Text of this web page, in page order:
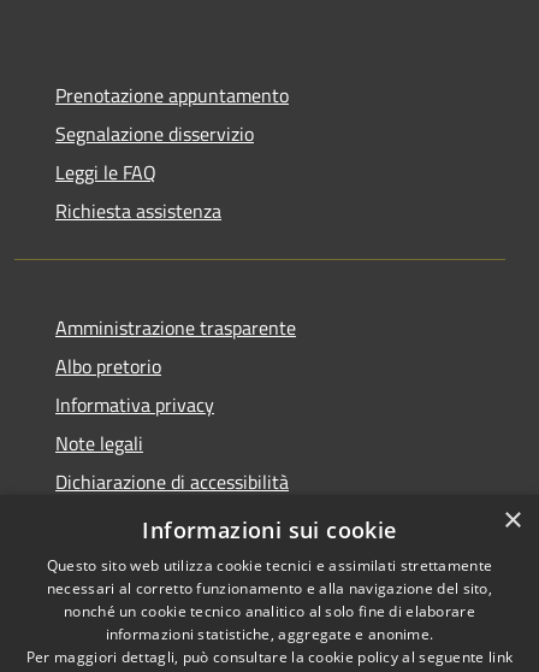
Prenotazione appuntamento
Segnalazione disservizio
Leggi le FAQ
Richiesta assistenza
Amministrazione trasparente
Albo pretorio
Informativa privacy
Note legali
Dichiarazione di accessibilità
Obiettivi di accessibilità
Copyright © 2026 • Comune di
×
Informazioni sui cookie
Questo sito web utilizza cookie tecnici e assimilati strettamente
necessari al corretto funzionamento e alla navigazione del sito,
nonché un cookie tecnico analitico al solo fine di elaborare
informazioni statistiche, aggregate e anonime.
Per maggiori dettagli, può consultare la cookie policy al seguente link